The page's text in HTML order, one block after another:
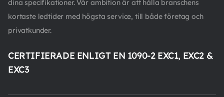
dina specifikationer. Vår ambition är att hålla branschens
kortaste ledtider med högsta service, till både företag och
privatkunder.
CERTIFIERADE ENLIGT EN 1090-2 EXC1, EXC2 &
EXC3